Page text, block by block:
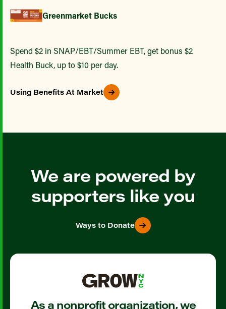
Greenmarket Bucks
Spend $2 in SNAP/EBT/Summer EBT, get bonus $2
Health Buck, up to $10 per day.
Using Benefits At Market
We are powered by
supporters like you
Ways to Donate
As a nonprofit organization, we